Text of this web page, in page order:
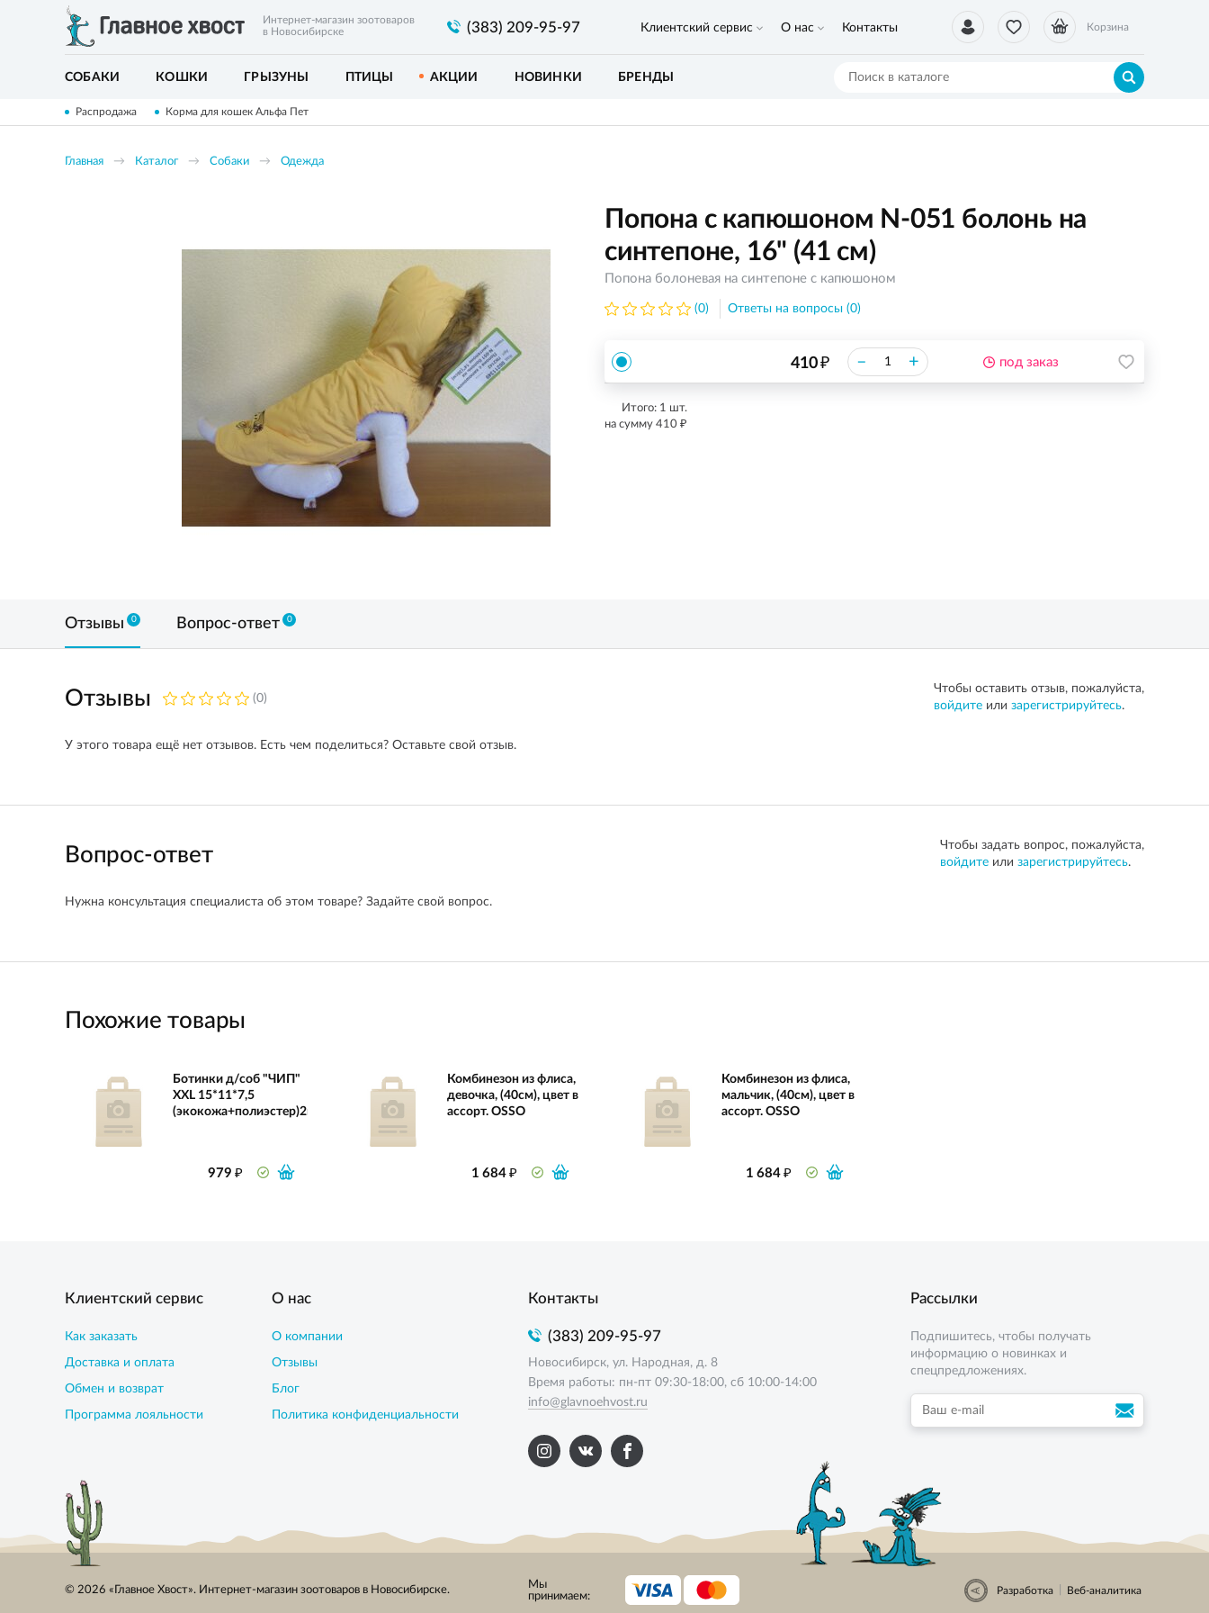
Интернет-магазин зоотоваров
в Новосибирске
(383) 209-95-97 Корзина
Клиентский сервис О нас Контакты
СОБАКИ КОШКИ ГРЫЗУНЫ ПТИЦЫ АКЦИИ НОВИНКИ БРЕНДЫ
Распродажа Корма для кошек Альфа Пет
Главная Каталог Собаки Одежда
Попона с капюшоном N-051 болонь на
синтепоне, 16" (41 см)
Попона болоневая на синтепоне с капюшоном
(0) Ответы на вопросы (0)
410₽ – + под заказ
Итого: 1 шт.
на сумму 410 ₽
Отзывы 0 Вопрос-ответ 0
Отзывы (0)
Чтобы оставить отзыв, пожалуйста,
войдите или зарегистрируйтесь.
У этого товара ещё нет отзывов. Есть чем поделиться? Оставьте свой отзыв.
Вопрос-ответ
Чтобы задать вопрос, пожалуйста,
войдите или зарегистрируйтесь.
Нужна консультация специалиста об этом товаре? Задайте свой вопрос.
Похожие товары
Ботинки д/соб "ЧИП"
XXL 15*11*7,5
(экокожа+полиэстер)2шт,черный
979₽
Комбинезон из флиса,
девочка, (40см), цвет в
ассорт. OSSO
1 684₽
Комбинезон из флиса,
мальчик, (40см), цвет в
ассорт. OSSO
1 684₽
Клиентский сервис
Как заказать
Доставка и оплата
Обмен и возврат
Программа лояльности
О нас
О компании
Отзывы
Блог
Политика конфиденциальности
Контакты
(383) 209-95-97
Новосибирск, ул. Народная, д. 8
Время работы: пн-пт 09:30-18:00, сб 10:00-14:00
info@glavnoehvost.ru
Рассылки
Подпишитесь, чтобы получать
информацию о новинках и
спецпредложениях.
© 2026 «Главное Хвост». Интернет-магазин зоотоваров в Новосибирске.
Мы
принимаем:
Разработка Веб-аналитика